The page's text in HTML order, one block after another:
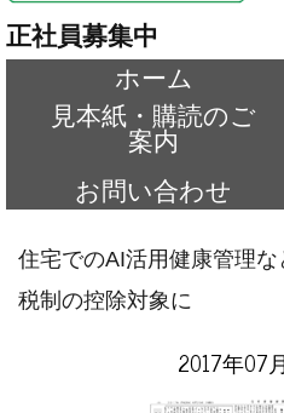
正社員募集中
ホーム
見本紙・購読のご
案内
お問い合わせ
住宅でのAI活用健康管理
税制の控除対象に
2017年07